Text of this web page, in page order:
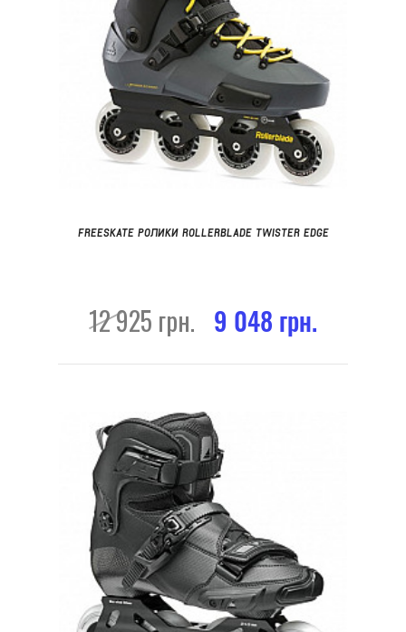
FREESKATE РОЛИКИ ROLLERBLADE TWISTER EDGE
12 925 грн. 9 048 грн.